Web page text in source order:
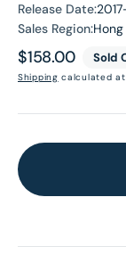
Release Date:
Sales Region:
Regular
price
$158.00 Sold
Shipping calculated